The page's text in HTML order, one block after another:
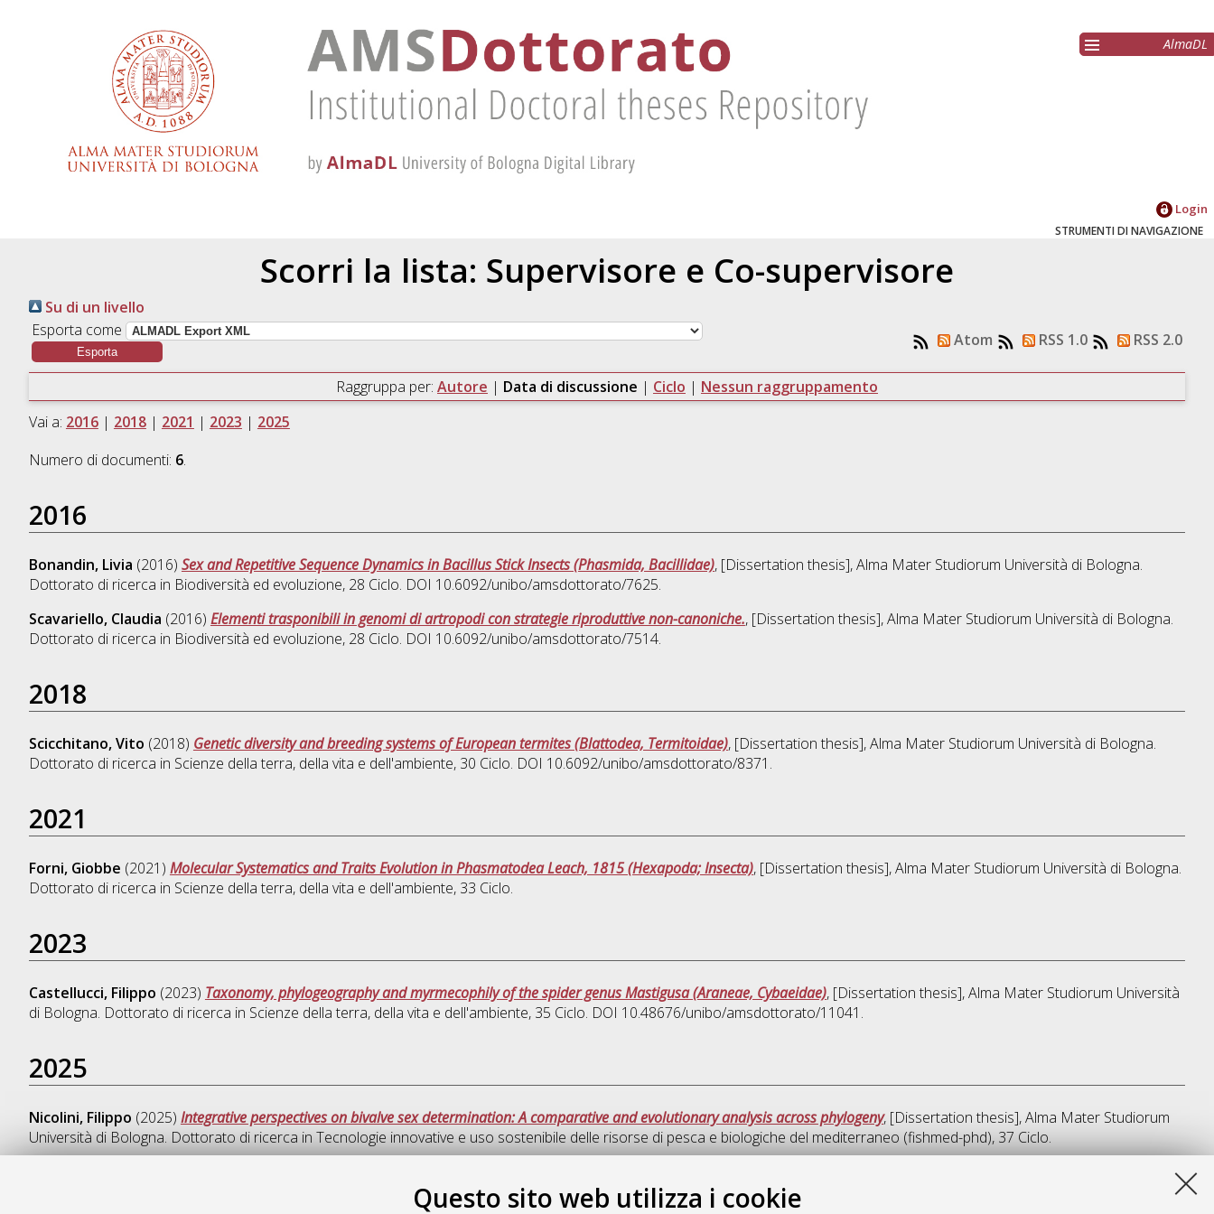
Questo sito web utilizza i cookie
AlmaDL
Login
STRUMENTI DI NAVIGAZIONE
Scorri la lista: Supervisore e Co-supervisore
Su di un livello
Esporta come
Atom RSS 1.0 RSS 2.0
Raggruppa per: Autore | Data di discussione | Ciclo | Nessun raggruppamento
Vai a: 2016| 2018| 2021 | 2023 | 2025
Numero di documenti: 6.
2016
Bonandin, Livia (2016) Sex and Repetitive Sequence Dynamics in Bacillus Stick Insects (Phasmida, Bacillidae), [Dissertation thesis], Alma Mater Studiorum Università di Bologna.
Dottorato di ricerca in Biodiversità ed evoluzione, 28 Ciclo. DOI 10.6092/unibo/amsdottorato/7625.
Scavariello, Claudia (2016) Elementi trasponibili in genomi di artropodi con strategie riproduttive non-canoniche., [Dissertation thesis], Alma Mater Studiorum Università di Bologna.
Dottorato di ricerca in Biodiversità ed evoluzione, 28 Ciclo. DOI 10.6092/unibo/amsdottorato/7514.
2018
Scicchitano, Vito (2018) Genetic diversity and breeding systems of European termites (Blattodea, Termitoidae), [Dissertation thesis], Alma Mater Studiorum Università di Bologna.
Dottorato di ricerca in Scienze della terra, della vita e dell'ambiente, 30 Ciclo. DOI 10.6092/unibo/amsdottorato/8371.
2021
Forni, Giobbe (2021) Molecular Systematics and Traits Evolution in Phasmatodea Leach, 1815 (Hexapoda; Insecta), [Dissertation thesis], Alma Mater Studiorum Università di Bologna.
Dottorato di ricerca in Scienze della terra, della vita e dell'ambiente, 33 Ciclo.
2023
Castellucci, Filippo (2023) Taxonomy, phylogeography and myrmecophily of the spider genus Mastigusa (Araneae, Cybaeidae), [Dissertation thesis], Alma Mater Studiorum Università
di Bologna. Dottorato di ricerca in Scienze della terra, della vita e dell'ambiente, 35 Ciclo. DOI 10.48676/unibo/amsdottorato/11041.
2025
Nicolini, Filippo (2025) Integrative perspectives on bivalve sex determination: A comparative and evolutionary analysis across phylogeny, [Dissertation thesis], Alma Mater Studiorum
Università di Bologna. Dottorato di ricerca in Tecnologie innovative e uso sostenibile delle risorse di pesca e biologiche del mediterraneo (fishmed-phd), 37 Ciclo.
Questa lista e' stata generata il Thu Aug 6 20:44:35 2026 CEST.